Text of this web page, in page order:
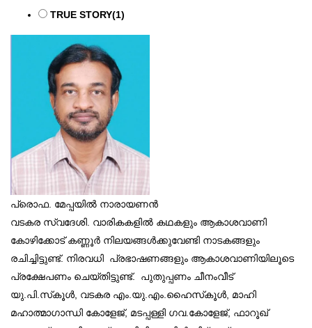
TRUE STORY(1)
പ്രൊഫ. മേപ്പയില്‍ നാരായണന്‍
വടകര സ്വദേശി. വാരികകളില്‍ കഥകളും ആകാശവാണി
കോഴിക്കോട് കണ്ണൂര്‍ നിലയങ്ങള്‍ക്കുവേണ്ടി നാടകങ്ങളും
രചിച്ചിട്ടുണ്ട്. നിരവധി പ്രഭാഷണങ്ങളും ആകാശവാണിയിലൂടെ
പ്രക്ഷേപണം ചെയ്തിട്ടുണ്ട്. പുതുപ്പണം ചീനംവീട്
യു.പി.സ്‌കൂള്‍, വടകര എം.യു.എം.ഹൈസ്‌കൂള്‍, മാഹി
മഹാത്മാഗാന്ധി കോളേജ്, മടപ്പള്ളി ഗവ.കോളേജ്, ഫാറൂഖ്